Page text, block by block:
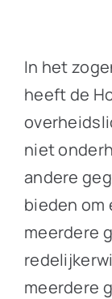
In het
heeft de
niet
andere
bieden om
meerdere
meerdere